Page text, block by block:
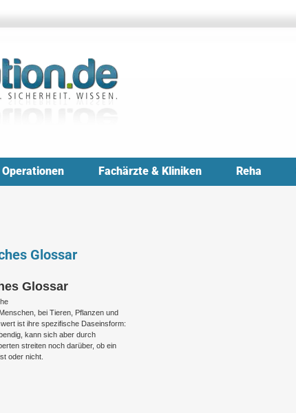
Operationen Fachärzte & Kliniken Reha
Glossar
Glossar
bei Tieren, Pflanzen und
ist ihre spezifische Daseinsform:
kann sich aber durch
streiten noch darüber, ob ein
oder nicht.